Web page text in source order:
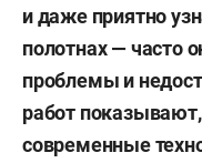
и даже приятно
полотнах — часто
проблемы и
работ
современные